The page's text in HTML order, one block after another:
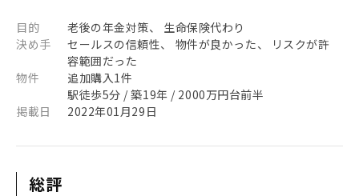
目的
老後の年金対策、 生命保険代わり
決め手
セールスの信頼性、 物件が良かった、 リスクが許
容範囲だった
物件
追加購入1件
駅徒歩5分 / 築19年 / 2000万円台前半
掲載日
2022年01月29日
総評